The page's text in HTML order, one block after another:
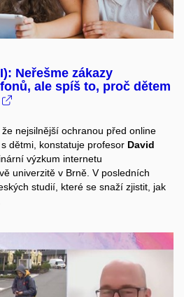
Neřešme zákazy
ale spíš to, proč dětem
nejsilnější ochranou před online
dětmi, konstatuje profesor David
výzkum internetu
univerzitě v Brně. V posledních
studií, které se snaží zjistit, jak